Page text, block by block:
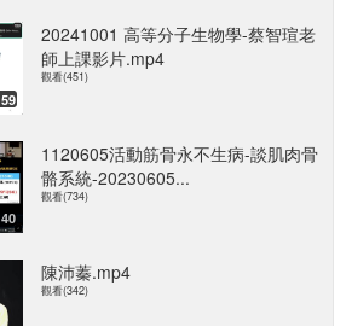
20241001 高等分子生物學-蔡智瑄老
師上課影片.mp4
觀看(451)
1120605活動筋骨永不生病-談肌肉骨
骼系統-20230605...
觀看(734)
陳沛蓁.mp4
觀看(342)